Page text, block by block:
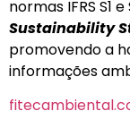
normas IFRS S1
Sustainability
promovendo a
informações